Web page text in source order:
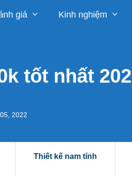
giá Kinh nghiệm
tốt nhất
2022
Thiết kế nam tính